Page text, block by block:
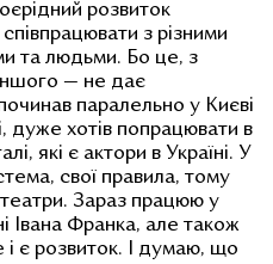
розвиток
з різними
та людьми. Бо це, з
— не дає
паралельно у Києві
дуже хотів попрацювати в
які є актори в Україні. У
свої правила, тому
Зараз працюю у
Івана Франка, але також
і є розвиток. І думаю, що